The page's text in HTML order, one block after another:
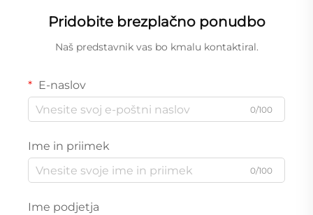
litijevo-železove fosfatne
baterije
Pridobite brezplačno ponudbo
Naš predstavnik vas bo kmalu kontaktiral.
E-naslov
0/100
Ime in priimek
0/100
Ime podjetja